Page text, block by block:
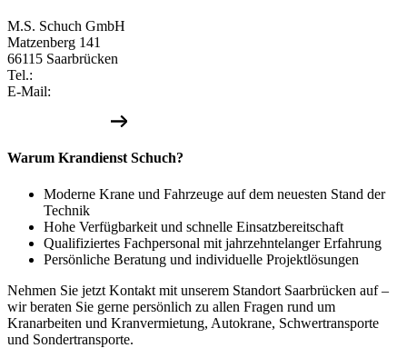
M.S. Schuch GmbH
Matzenberg 141
66115 Saarbrücken
Tel.:
E-Mail:
Warum Krandienst Schuch?
Moderne Krane und Fahrzeuge auf dem neuesten Stand der
Technik
Hohe Verfügbarkeit und schnelle Einsatzbereitschaft
Qualifiziertes Fachpersonal mit jahrzehntelanger Erfahrung
Persönliche Beratung und individuelle Projektlösungen
Nehmen Sie jetzt Kontakt mit unserem Standort Saarbrücken auf –
wir beraten Sie gerne persönlich zu allen Fragen rund um
Kranarbeiten und Kranvermietung, Autokrane, Schwertransporte
und Sondertransporte.